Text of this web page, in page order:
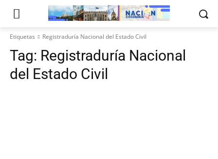
Etiquetas Registraduría Nacional del Estado Civil
Tag: Registraduría Nacional
del Estado Civil